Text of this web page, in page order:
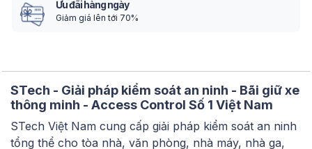
Ưu đãi hàng ngày
Giảm giá lên tới 70%
STech - Giải pháp kiểm soát an ninh - Bãi giữ xe
thông minh - Access Control Số 1 Việt Nam
STech Việt Nam cung cấp giải pháp kiểm soát an ninh
tổng thể cho tòa nhà, văn phòng, nhà máy, nhà ga,